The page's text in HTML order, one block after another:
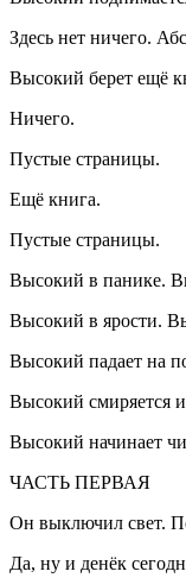
Здесь нет ничего.
Высокий берет ещё
Ничего.
Пустые страницы.
Ещё книга.
Пустые страницы.
Высокий в панике.
Высокий в ярости.
Высокий падает на
Высокий смиряется
Высокий начинает
ЧАСТЬ ПЕРВАЯ
Он выключил свет.
Да, ну и денёк